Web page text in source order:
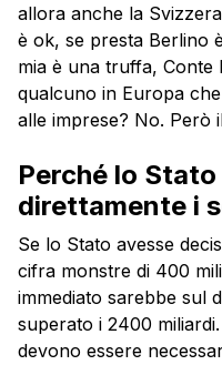
allora anche la
è ok, se presta Berlino
mia è una truffa, Conte
qualcuno in Europa
alle imprese? No. Però
Perché lo
direttamente i
Se lo Stato avesse
cifra monstre di 400
immediato sarebbe sul
superato i 2400
devono essere